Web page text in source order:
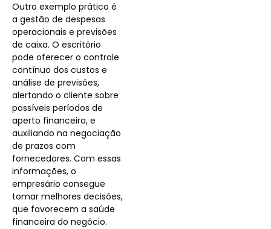
Outro exemplo prático é
a gestão de despesas
operacionais e previsões
de caixa. O escritório
pode oferecer o controle
contínuo dos custos e
análise de previsões,
alertando o cliente sobre
possíveis períodos de
aperto financeiro, e
auxiliando na negociação
de prazos com
fornecedores. Com essas
informações, o
empresário consegue
tomar melhores decisões,
que favorecem a saúde
financeira do negócio.